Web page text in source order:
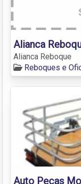
Alianca
Alianca Reboque
Reboques e
Auto Peças